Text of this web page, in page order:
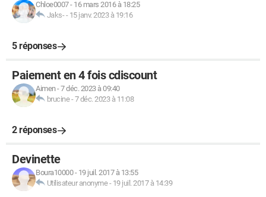
connection.on('roomUser', (msg) => {
if (typeof msg.viewerCount === 'number') {
updateRoomStats();
})
// like stats
if (typeof msg.totalLikeCount === 'number') {
updateRoomStats();
}
Chloe0007- 16 mars 2016 à 18:25
Jaks-- 15 janv. 2023 à 19:16
5 réponses
Paiement en 4 fois cdiscount
Aimen-7 déc. 2023 à 09:40
brucine-7 déc. 2023 à 11:08
2 réponses
Devinette
Boura10000- 19 juil. 2017 à 13:55
Utilisateur anonyme- 19 juil. 2017 à 14:39